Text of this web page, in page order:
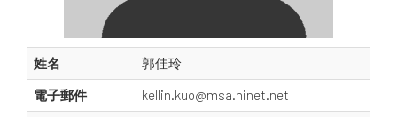
姓名
郭佳玲
電子郵件
kellin.kuo@msa.hinet.net